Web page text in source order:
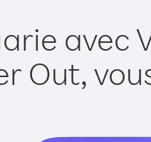
avec
Out,